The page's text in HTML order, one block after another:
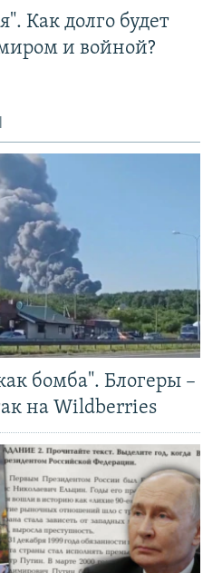
Как долго будет
и войной?
бомба". Блогеры –
на Wildberries